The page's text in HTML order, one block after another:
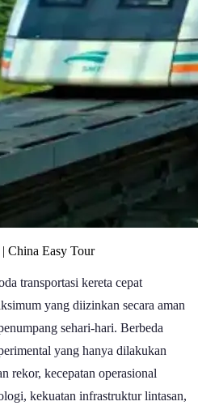
China Easy Tour
transportasi kereta cepat
yang diizinkan secara aman
sehari-hari. Berbeda
yang hanya dilakukan
rekor, kecepatan operasional
kekuatan infrastruktur lintasan,